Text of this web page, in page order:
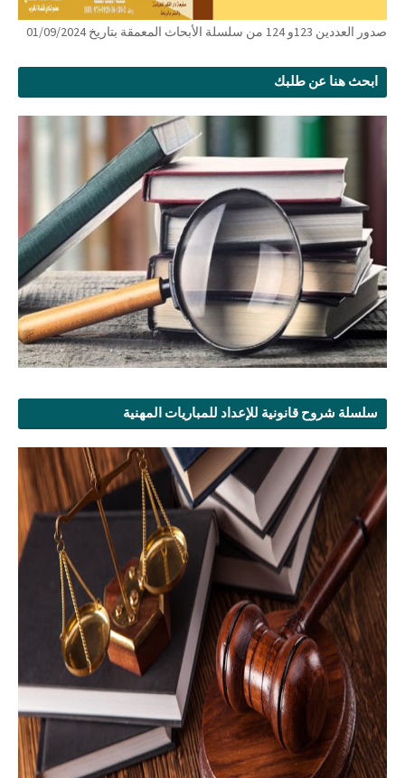
صدور العددين 123و 124 من سلسلة الأبحاث المعمقة بتاريخ 01/09/2024
ابحث هنا عن طلبك
سلسلة شروح قانونية للإعداد للمباريات المهنية